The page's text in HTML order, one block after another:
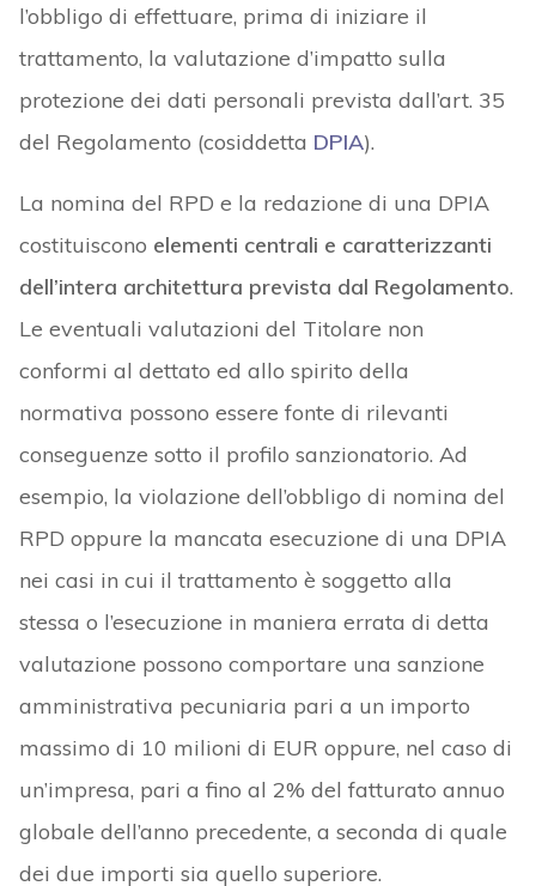
l’obbligo di effettuare, prima di iniziare il
trattamento, la valutazione d’impatto sulla
protezione dei dati personali prevista dall’art. 35
del Regolamento (cosiddetta DPIA).
La nomina del RPD e la redazione di una DPIA
costituiscono elementi centrali e caratterizzanti
dell’intera architettura prevista dal Regolamento.
Le eventuali valutazioni del Titolare non
conformi al dettato ed allo spirito della
normativa possono essere fonte di rilevanti
conseguenze sotto il profilo sanzionatorio. Ad
esempio, la violazione dell’obbligo di nomina del
RPD oppure la mancata esecuzione di una DPIA
nei casi in cui il trattamento è soggetto alla
stessa o l’esecuzione in maniera errata di detta
valutazione possono comportare una sanzione
amministrativa pecuniaria pari a un importo
massimo di 10 milioni di EUR oppure, nel caso di
un’impresa, pari a fino al 2% del fatturato annuo
globale dell’anno precedente, a seconda di quale
dei due importi sia quello superiore.